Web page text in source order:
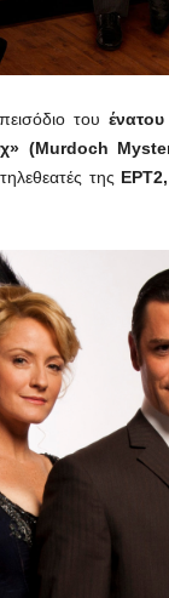
του
(Murdoch
της ΕΡΤ2,